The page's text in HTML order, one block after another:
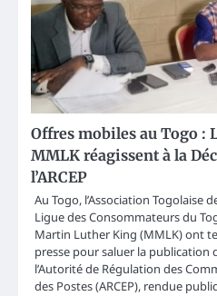
Offres mobiles au Togo :
MMLK réagissent à la
l’ARCEP
Au Togo, l’Association Togolaise
Ligue des Consommateurs du
Martin Luther King (MMLK) ont
presse pour saluer la publication
l’Autorité de Régulation des
des Postes (ARCEP), rendue